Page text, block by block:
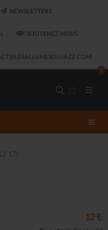
NEWSLETTERS
SOUTENEZ-NOUS
0
JAZZ FONT SALON, LE
12 €